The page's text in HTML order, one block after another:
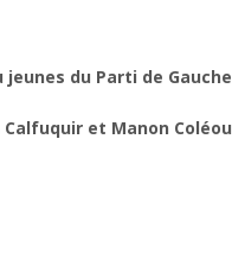
jeunes du Parti de Gauche
Calfuquir et Manon Coléou